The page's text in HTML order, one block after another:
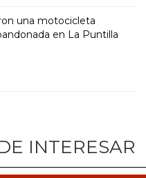
una motocicleta
en La Puntilla
INTERESAR